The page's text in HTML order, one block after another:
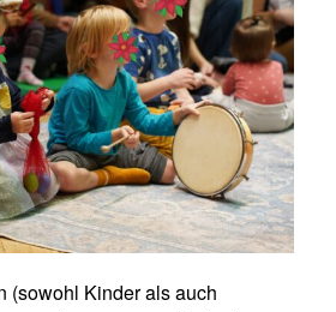
(sowohl Kinder als auch